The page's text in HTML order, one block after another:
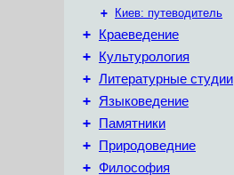
+
Киев: путеводитель
+ Краеведение
+ Культурология
+ Литературные студии
+ Языковедение
+ Памятники
+ Природоведние
+ Философия